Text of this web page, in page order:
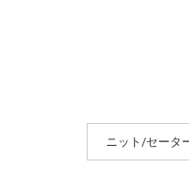
ニット/セータ